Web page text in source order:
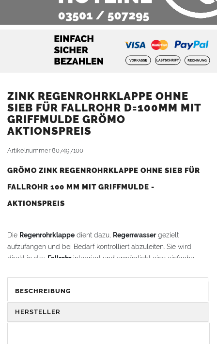
ZINK REGENROHRKLAPPE OHNE
SIEB FÜR FALLROHR D=100MM MIT
GRIFFMULDE GRÖMO
AKTIONSPREIS
Artikelnummer807497100
GRÖMO ZINK REGENROHRKLAPPE OHNE SIEB FÜR
FALLROHR 100 MM MIT GRIFFMULDE -
AKTIONSPREIS
Die Regenrohrklappe dient dazu, Regenwassergezielt
aufzufangen und bei Bedarf kontrolliert abzuleiten. Sie wird
direkt in das Fallrohrintegriert und ermöglicht eine einfache
Vorteile:
Oben mitFallrohrmuffefür eine einfache und sichere
Montage
BESCHREIBUNG
HERSTELLER